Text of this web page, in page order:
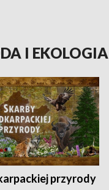
I EKOLOGIA
przyrody